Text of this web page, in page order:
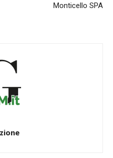
Monticello SPA